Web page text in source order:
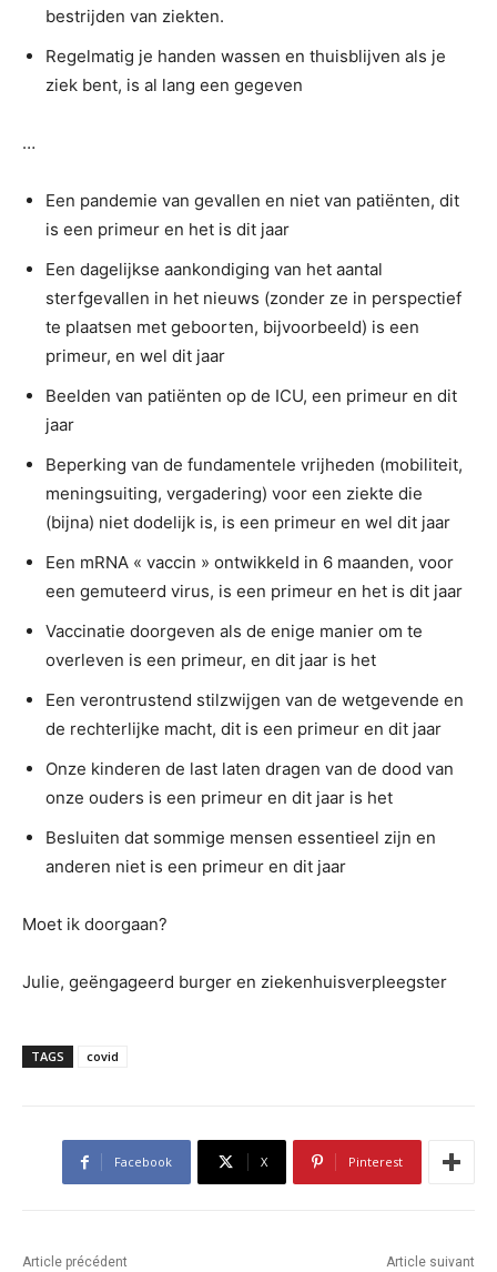
bestrijden van ziekten.
Regelmatig je handen wassen en thuisblijven als je
ziek bent, is al lang een gegeven
…
Een pandemie van gevallen en niet van patiënten, dit
is een primeur en het is dit jaar
Een dagelijkse aankondiging van het aantal
sterfgevallen in het nieuws (zonder ze in perspectief
te plaatsen met geboorten, bijvoorbeeld) is een
primeur, en wel dit jaar
Beelden van patiënten op de ICU, een primeur en dit
jaar
Beperking van de fundamentele vrijheden (mobiliteit,
meningsuiting, vergadering) voor een ziekte die
(bijna) niet dodelijk is, is een primeur en wel dit jaar
Een mRNA « vaccin » ontwikkeld in 6 maanden, voor
een gemuteerd virus, is een primeur en het is dit jaar
Vaccinatie doorgeven als de enige manier om te
overleven is een primeur, en dit jaar is het
Een verontrustend stilzwijgen van de wetgevende en
de rechterlijke macht, dit is een primeur en dit jaar
Onze kinderen de last laten dragen van de dood van
onze ouders is een primeur en dit jaar is het
Besluiten dat sommige mensen essentieel zijn en
anderen niet is een primeur en dit jaar
Moet ik doorgaan?
Julie, geëngageerd burger en ziekenhuisverpleegster
TAGS covid
Facebook X Pinterest
Article précédent Article suivant